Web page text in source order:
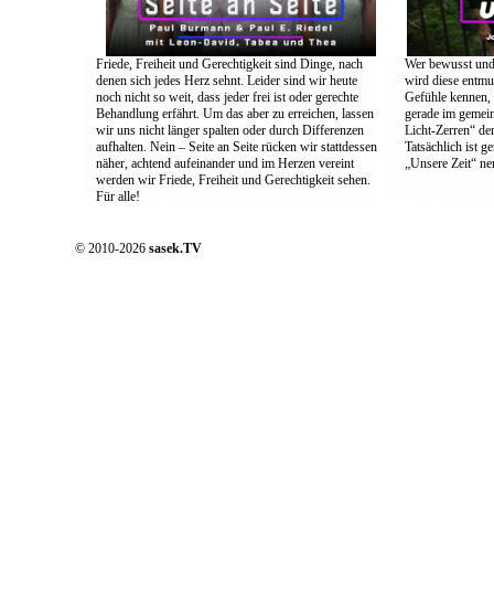
Friede, Freiheit und Gerechtigkeit sind Dinge, nach
denen sich jedes Herz sehnt. Leider sind wir heute
noch nicht so weit, dass jeder frei ist oder gerechte
Behandlung erfährt. Um das aber zu erreichen, lassen
wir uns nicht länger spalten oder durch Differenzen
aufhalten. Nein – Seite an Seite rücken wir stattdessen
näher, achtend aufeinander und im Herzen vereint
werden wir Friede, Freiheit und Gerechtigkeit sehen.
Für alle!
Wer bewusst
wird diese
Gefühle
gerade im
Licht-Zerren“
Tatsächlich ist
„Unsere Zeit“
© 2010-2026 sasek.TV